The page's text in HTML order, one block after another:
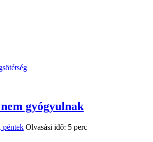
sötétség
gyógyulnak
péntek Olvasási idő: 5 perc